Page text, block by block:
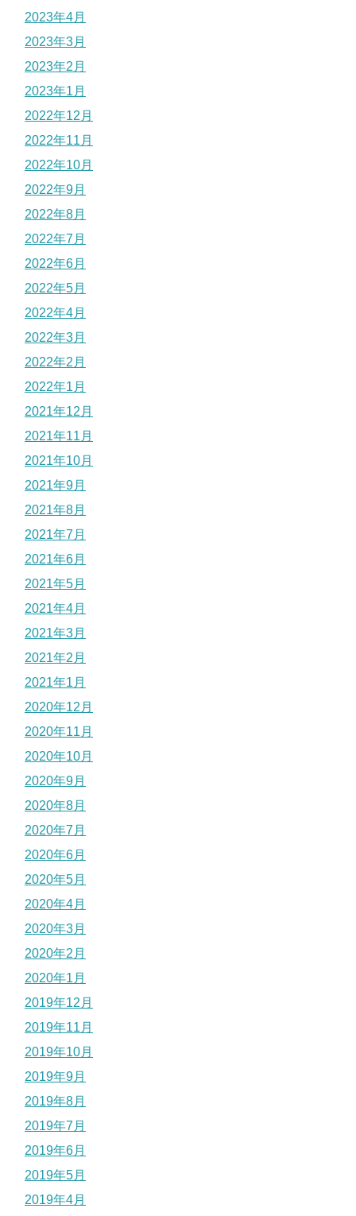
2023年4月
2023年3月
2023年2月
2023年1月
2022年12月
2022年11月
2022年10月
2022年9月
2022年8月
2022年7月
2022年6月
2022年5月
2022年4月
2022年3月
2022年2月
2022年1月
2021年12月
2021年11月
2021年10月
2021年9月
2021年8月
2021年7月
2021年6月
2021年5月
2021年4月
2021年3月
2021年2月
2021年1月
2020年12月
2020年11月
2020年10月
2020年9月
2020年8月
2020年7月
2020年6月
2020年5月
2020年4月
2020年3月
2020年2月
2020年1月
2019年12月
2019年11月
2019年10月
2019年9月
2019年8月
2019年7月
2019年6月
2019年5月
2019年4月